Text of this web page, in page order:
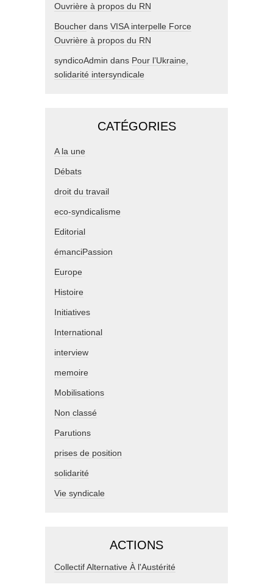
Ouvrière à propos du RN
Boucher dans VISA interpelle Force
Ouvrière à propos du RN
syndicoAdmin dans Pour l’Ukraine,
solidarité intersyndicale
CATÉGORIES
A la une
Débats
droit du travail
eco-syndicalisme
Editorial
émanciPassion
Europe
Histoire
Initiatives
International
interview
memoire
Mobilisations
Non classé
Parutions
prises de position
solidarité
Vie syndicale
ACTIONS
Collectif Alternative À l'Austérité